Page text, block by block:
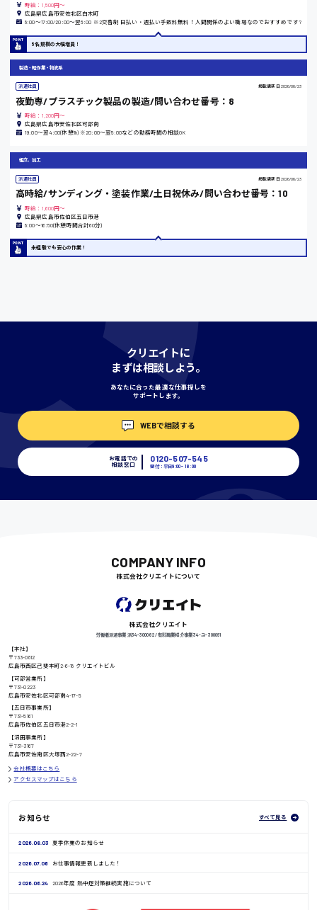
東京都
高知県
鳥取県
時給1400円〜
日給8000円〜
時給：1,500円～
広島県広島市安佐北区白木町
8:00〜17:00/20:00〜翌5:00 ※2交替制 日払い・週払い手数料無料！人間関係のよい職場なのでおすすめです?
5名規模の大幅増員！
製造・軽作業・物流系
派遣社員 掲載更新日 2026/06/23
夜勤専/プラスチック製品の製造/問い合わせ番号：8
時給：1,200円～
広島県広島市安佐北区可部南
19:00〜翌4:00(休憩1h) ※20:00〜翌5:00などの勤務時間の相談OK
組立、加工
派遣社員 掲載更新日 2026/06/23
高時給/サンディング・塗装作業/土日祝休み/問い合わせ番号：10
時給：1,600円～
広島県広島市佐伯区五日市港
8:00〜16:50(休憩時間合計60分)
未経験でも安心の作業！
クリエイトに
まずは相談しよう。
あなたに合った最適な仕事探しを
サポートします。
WEBで相談する
お電話での
相談窓口
0120-507-545
受付：平日9:00 - 18:00
COMPANY INFO
株式会社クリエイトについて
株式会社クリエイト
労働者派遣事業 派34-300062 / 有料職業紹介事業 34-ユ-300091
【本社】
〒733-0812
広島市西区己斐本町2-6-18 クリエイトビル
【可部営業所】
〒731-0223
広島市安佐北区可部南4-17-5
【五日市事業所】
〒731-5161
広島市佐伯区五日市港2-2-1
【沼田事業所】
〒731-3167
広島市安佐南区大塚西2-22-7
会社概要はこちら
アクセスマップはこちら
お知らせ すべて見る
2026.08.03 夏季休業のお知らせ
2026.07.06 お仕事情報更新しました！
2026.06.24 2026年度 熱中症対策継続実施について